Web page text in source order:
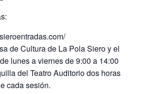
de Cultura de La Pola Siero y el
lunes a viernes de 9:00 a 14:00
del Teatro Auditorio dos horas
cada sesión.